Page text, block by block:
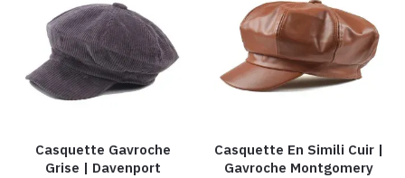
Casquette Gavroche
Grise | Davenport
Casquette En Simili Cuir​ |
Gavroche Montgomery